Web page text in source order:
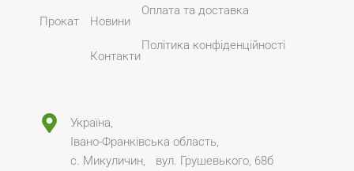
Прокат Новини
Контакти
Оплата та доставка
Політика конфіденційності
Україна,
Івано-Франківська область,
с. Микуличин, вул. Грушевького, 68б